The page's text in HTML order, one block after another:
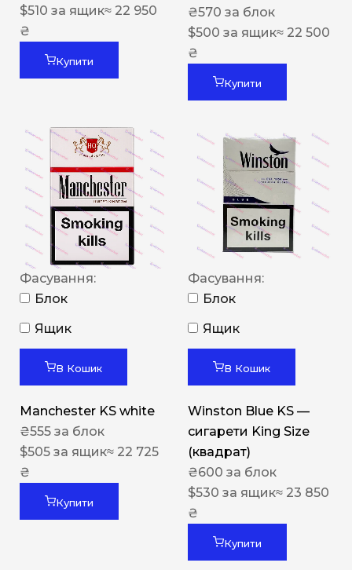
$510 за ящик≈ 22 950
₴
Купити
₴570 за блок
$500 за ящик≈ 22 500
₴
Купити
Фасування:
Блок
Ящик
В Кошик
Manchester KS white
₴555 за блок
$505 за ящик≈ 22 725
₴
Купити
Фасування:
Блок
Ящик
В Кошик
Winston Blue KS —
сигарети King Size
(квадрат)
₴600 за блок
$530 за ящик≈ 23 850
₴
Купити